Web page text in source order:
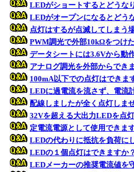
LEDがショートするとどうな
LEDがオープンになるとどう
点灯はするが点滅してしまう
PWM調光で外部10kΩをつけ
データシートには3.6Vから動
アナログ調光を外部からでき
100mA以下での点灯はできま
LEDに過電流を流さず、電流
配線しましたが全く点灯しませ
32Vを超える大出力LEDを点
定電流電源として使用できま
LEDの代わりに抵抗を負荷に
LEDの１個点灯はできますか？
LEDメーカーの推奨電流値を